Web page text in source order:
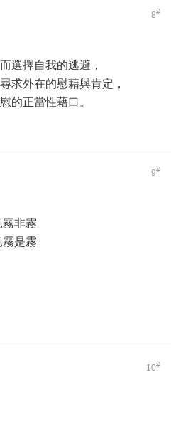
8#
選擇自我的逃避，
求外在的慰藉與肯定，
的正當性藉口。
9#
非霧
是霧
10#